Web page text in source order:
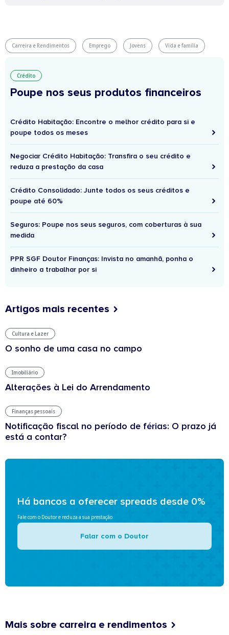
Carreira e Rendimentos Emprego Jovens Vida e família
Crédito
Poupe nos seus produtos financeiros
Crédito Habitação: Encontre o melhor crédito para si e
poupe todos os meses
Negociar Crédito Habitação: Transfira o seu crédito e
reduza a prestação da casa
Crédito Consolidado: Junte todos os seus créditos e
poupe até 60%
Seguros: Poupe nos seus seguros, com coberturas à sua
medida
PPR SGF Doutor Finanças: Invista no amanhã, ponha o
dinheiro a trabalhar por si
Artigos mais recentes
Cultura e Lazer
O sonho de uma casa no campo
Imobiliário
Alterações à Lei do Arrendamento
Finanças pessoais
Notificação fiscal no período de férias: O prazo já
está a contar?
Há bancos a oferecer spreads desde 0%
Fale com o Doutor e reduza a sua prestação
Falar com o Doutor
Mais sobre carreira e rendimentos